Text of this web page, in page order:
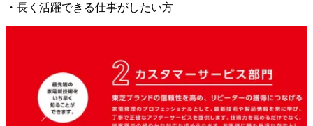
・長く活躍できる仕事がしたい方